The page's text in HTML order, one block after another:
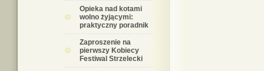
Opieka nad kotami
wolno żyjącymi:
praktyczny poradnik
Zaproszenie na
pierwszy Kobiecy
Festiwal Strzelecki